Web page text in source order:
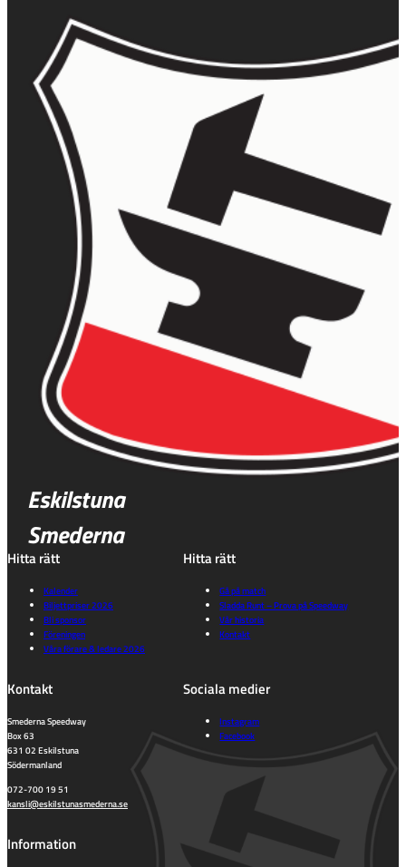
Eskilstuna
Smederna
Hitta rätt
Kalender
Biljettpriser 2026
Bli sponsor
Föreningen
Våra förare & ledare 2026
Hitta rätt
Gå på match
Sladda Runt – Prova på Speedway
Vår historia
Kontakt
Kontakt
Smederna Speedway
Box 63
631 02 Eskilstuna
Södermanland
072-700 19 51
kansli@eskilstunasmederna.se
Sociala medier
Instagram
Facebook
Information